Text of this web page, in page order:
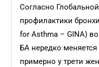
Согласно
профилактики
for Asthma – GINA)
БА нередко
примерно у трети